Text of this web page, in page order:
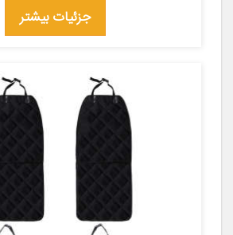
جزئیات بیشتر